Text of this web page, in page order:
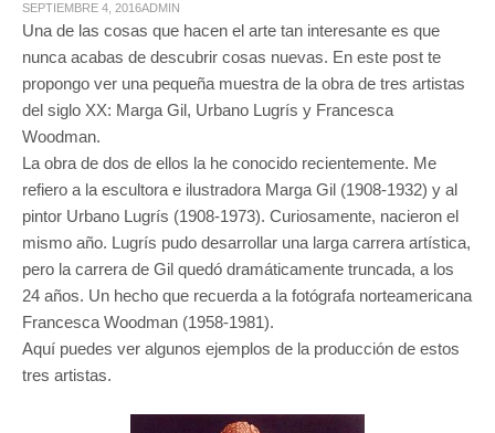
SEPTIEMBRE 4, 2016ADMIN
Una de las cosas que hacen el arte tan interesante es que
nunca acabas de descubrir cosas nuevas. En este post te
propongo ver una pequeña muestra de la obra de tres artistas
del siglo XX: Marga Gil, Urbano Lugrís y Francesca
Woodman.
La obra de dos de ellos la he conocido recientemente. Me
refiero a la escultora e ilustradora Marga Gil (1908-1932) y al
pintor Urbano Lugrís (1908-1973). Curiosamente, nacieron el
mismo año. Lugrís pudo desarrollar una larga carrera artística,
pero la carrera de Gil quedó dramáticamente truncada, a los
24 años. Un hecho que recuerda a la fotógrafa norteamericana
Francesca Woodman (1958-1981).
Aquí puedes ver algunos ejemplos de la producción de estos
tres artistas.